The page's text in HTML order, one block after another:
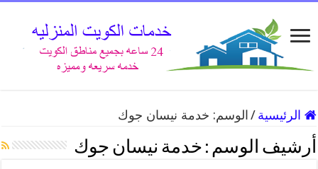
الرئيسية / الوسم: خدمة نيسان جوك
أرشيف الوسم : خدمة نيسان جوك